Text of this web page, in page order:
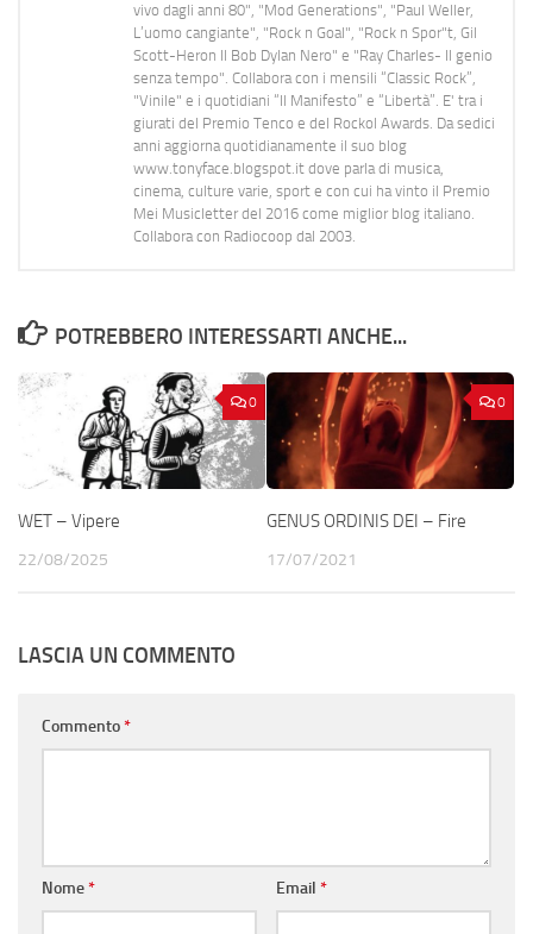
vivo dagli anni 80", "Mod Generations", "Paul Weller,
L’uomo cangiante", "Rock n Goal", "Rock n Spor"t, Gil
Scott-Heron Il Bob Dylan Nero" e "Ray Charles- Il genio
senza tempo". Collabora con i mensili “Classic Rock”,
"Vinile" e i quotidiani “Il Manifesto” e “Libertà”. E' tra i
giurati del Premio Tenco e del Rockol Awards. Da sedici
anni aggiorna quotidianamente il suo blog
www.tonyface.blogspot.it dove parla di musica,
cinema, culture varie, sport e con cui ha vinto il Premio
Mei Musicletter del 2016 come miglior blog italiano.
Collabora con Radiocoop dal 2003.
POTREBBERO INTERESSARTI ANCHE...
0
WET – Vipere
22/08/2025
0
GENUS ORDINIS DEI – Fire
17/07/2021
LASCIA UN COMMENTO
Commento*
Nome* Email *